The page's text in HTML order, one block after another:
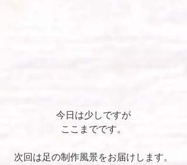
今日は少しですが
ここまでです。
次回は足の制作風景をお届けします。